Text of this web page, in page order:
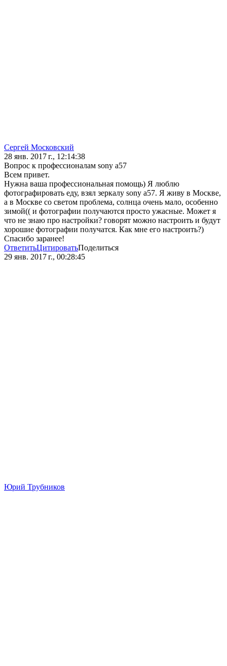
Сергей Московский
28 янв. 2017 г., 12:14:38
Вопрос к профессионалам sony a57
Всем привет.
Нужна ваша профессиональная помощь) Я люблю
фотографировать еду, взял зеркалу sony a57. Я живу в Москве,
а в Москве со светом проблема, солнца очень мало, особенно
зимой(( и фотографии получаются просто ужасные. Может я
что не знаю про настройки? говорят можно настроить и будут
хорошие фотографии получатся. Как мне его настроить?)
Спасибо заранее!
ОтветитьЦитироватьПоделиться
29 янв. 2017 г., 00:28:45
Юрий Трубников